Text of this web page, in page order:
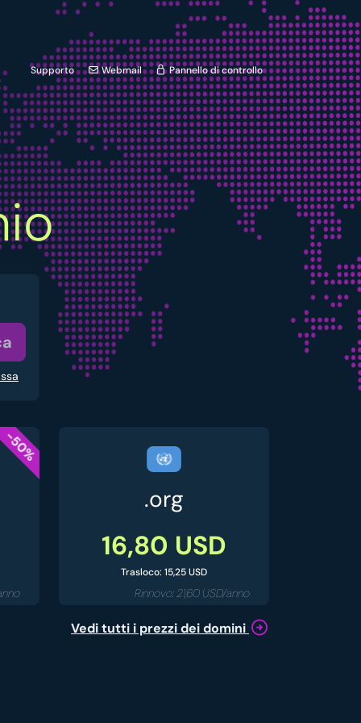
Supporto Webmail Pannello di controllo
-50%
.org
16,80 USD
Trasloco: 15,25 USD
Rinnovo: 21,60 USD/anno
Vedi tutti i prezzi dei domini